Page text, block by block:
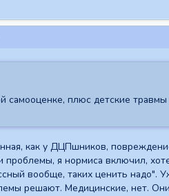
самооценке, плюс детские
как у ДЦПшников,
я нормиса включил,
вообще, таких ценить надо".
решают. Медицинские, нет.